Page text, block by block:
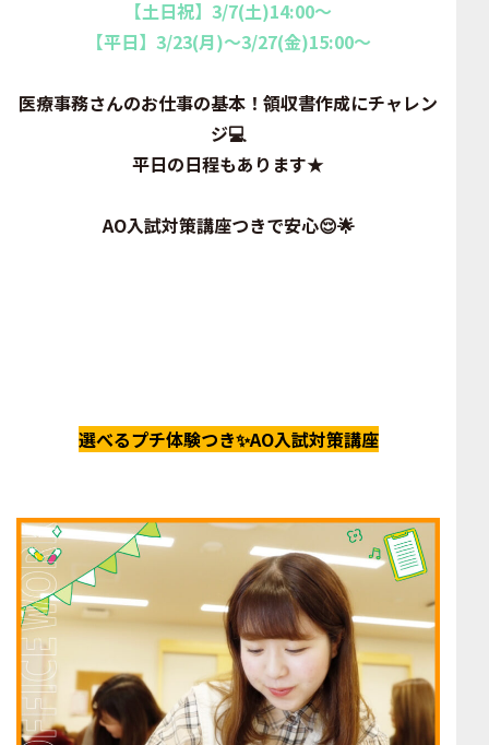
【土日祝】3/7(土)14:00～
【平日】3/23(月)～3/27(金)15:00～
医療事務さんのお仕事の基本！領収書作成にチャレン
ジ💻
平日の日程もあります★
AO入試対策講座つきで安心😌🌟
選べるプチ体験つき✨AO入試対策講座